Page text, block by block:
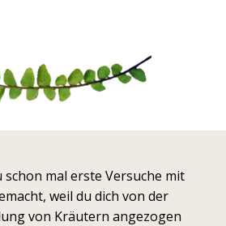
schon mal erste Versuche mit
weil du dich von der
von Kräutern angezogen